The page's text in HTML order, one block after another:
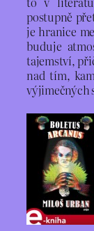
postupně
je hranice
buduje
tajemství,
nad tím,
výjimečných